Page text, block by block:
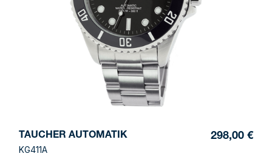
TAUCHER AUTOMATIK
KG411A
298,00 €